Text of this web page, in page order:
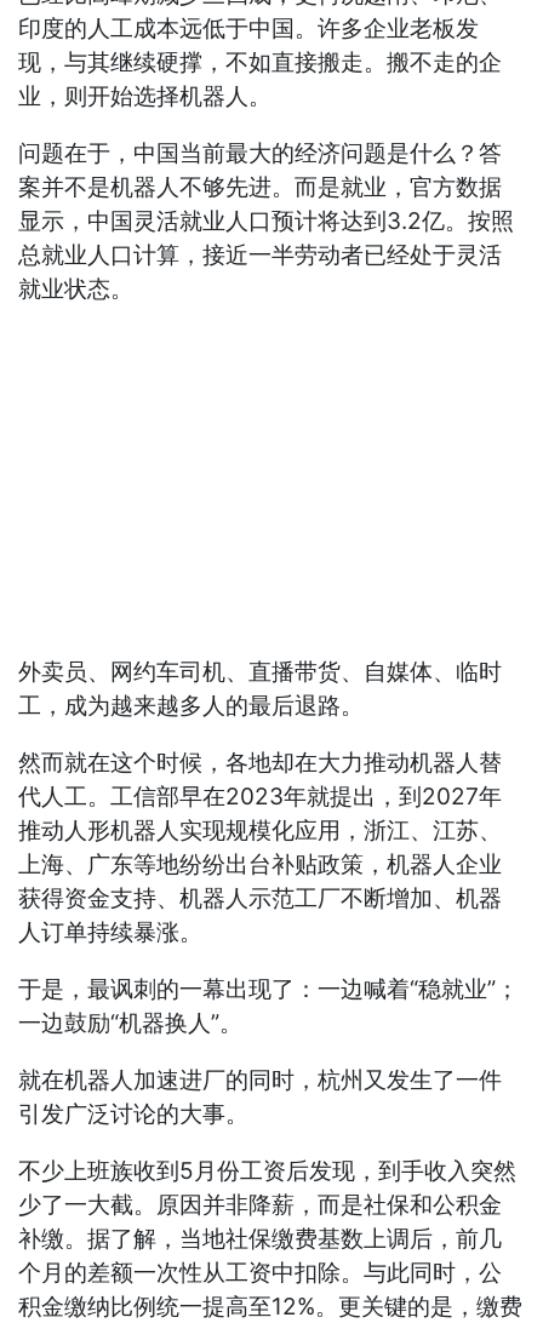
印度的人工成本远低于中国。许多企业老板发
现，与其继续硬撑，不如直接搬走。搬不走的企
业，则开始选择机器人。
问题在于，中国当前最大的经济问题是什么？答
案并不是机器人不够先进。而是就业，官方数据
显示，中国灵活就业人口预计将达到3.2亿。按照
总就业人口计算，接近一半劳动者已经处于灵活
就业状态。
外卖员、网约车司机、直播带货、自媒体、临时
工，成为越来越多人的最后退路。
然而就在这个时候，各地却在大力推动机器人替
代人工。工信部早在2023年就提出，到2027年
推动人形机器人实现规模化应用，浙江、江苏、
上海、广东等地纷纷出台补贴政策，机器人企业
获得资金支持、机器人示范工厂不断增加、机器
人订单持续暴涨。
于是，最讽刺的一幕出现了：一边喊着“稳就业”；
一边鼓励“机器换人”。
就在机器人加速进厂的同时，杭州又发生了一件
引发广泛讨论的大事。
不少上班族收到5月份工资后发现，到手收入突然
少了一大截。原因并非降薪，而是社保和公积金
补缴。据了解，当地社保缴费基数上调后，前几
个月的差额一次性从工资中扣除。与此同时，公
积金缴纳比例统一提高至12%。更关键的是，缴费